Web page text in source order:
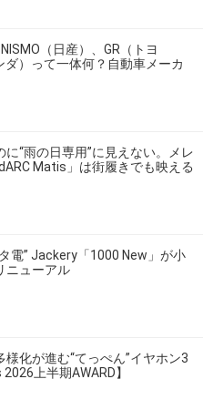
（日産）、GR（トヨ
ダ）って一体何？自動車メーカ
に“雨の日専用”に見えない。メレ
Matis」は街履きでも映える
電” Jackery「1000 New」が小
ニューアル
化が進む“てっぺん”イヤホン3
上半期AWARD】